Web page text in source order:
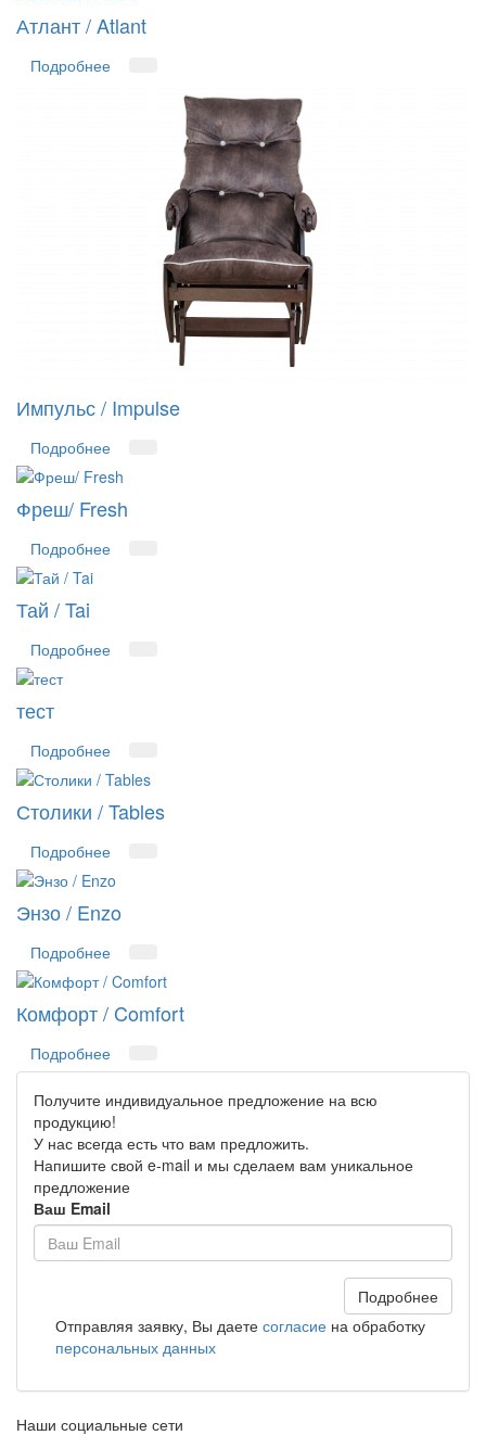
Атлант / Atlant
Подробнее
Импульс / Impulse
Подробнее
Фреш/ Fresh
Подробнее
Тай / Tai
Подробнее
тест
Подробнее
Столики / Tables
Подробнее
Энзо / Enzo
Подробнее
Комфорт / Comfort
Подробнее
Получите индивидуальное предложение на всю
продукцию!
У нас всегда есть что вам предложить.
Напишите свой e-mail и мы сделаем вам уникальное
предложение
Ваш Email
Подробнее
Отправляя заявку, Вы даете согласие на обработку
персональных данных
Наши социальные сети